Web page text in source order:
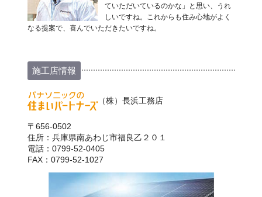
ていただいているのかな」と思い、うれ
しいですね。これからも住み心地がよく
なる提案で、喜んでいただきたいですね。
施工店情報
（株）長浜工務店
〒656-0502
住所：兵庫県南あわじ市福良乙２０１
電話：0799-52-0405
FAX：0799-52-1027